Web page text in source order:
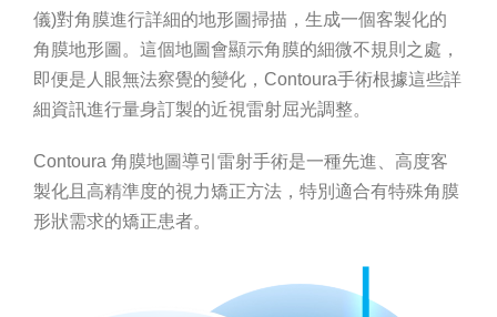
儀)對角膜進行詳細的地形圖掃描，生成一個客製化的
角膜地形圖。這個地圖會顯示角膜的細微不規則之處，
即便是人眼無法察覺的變化，Contoura手術根據這些詳
細資訊進行量身訂製的近視雷射屈光調整。
Contoura 角膜地圖導引雷射手術是一種先進、高度客
製化且高精準度的視力矯正方法，特別適合有特殊角膜
形狀需求的矯正患者。